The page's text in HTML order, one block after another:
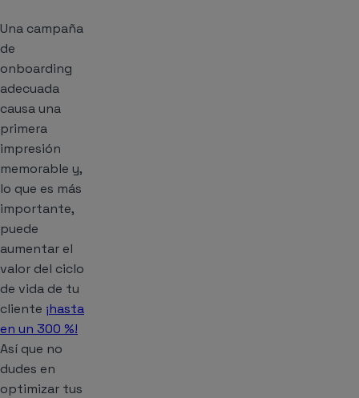
Una campaña
de
onboarding
adecuada
causa una
primera
impresión
memorable y,
lo que es más
importante,
puede
aumentar el
valor del ciclo
de vida de tu
cliente ¡hasta
en un 300 %!
Así que no
dudes en
optimizar tus